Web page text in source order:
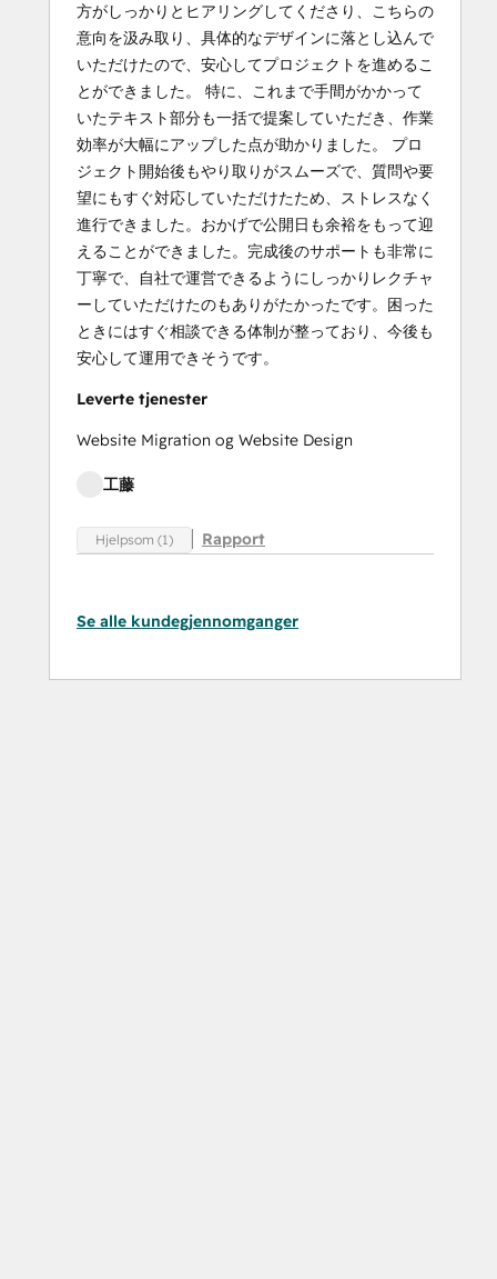
方がしっかりとヒアリングしてくださり、こちらの
意向を汲み取り、具体的なデザインに落とし込んで
いただけたので、安心してプロジェクトを進めるこ
とができました。 特に、これまで手間がかかって
いたテキスト部分も一括で提案していただき、作業
効率が大幅にアップした点が助かりました。 プロ
ジェクト開始後もやり取りがスムーズで、質問や要
望にもすぐ対応していただけたため、ストレスなく
進行できました。おかげで公開日も余裕をもって迎
えることができました。完成後のサポートも非常に
丁寧で、自社で運営できるようにしっかりレクチャ
ーしていただけたのもありがたかったです。困った
ときにはすぐ相談できる体制が整っており、今後も
安心して運用できそうです。
Leverte tjenester
Website Migration og Website Design
工藤
Hjelpsom (1) Rapport
Se alle kundegjennomganger